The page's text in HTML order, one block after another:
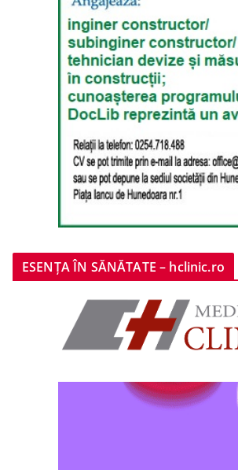
ESENȚA ÎN SĂNĂTATE – hclinic.ro